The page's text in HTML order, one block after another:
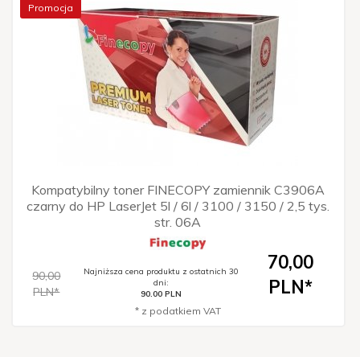
Promocja
Kompatybilny toner FINECOPY zamiennik C3906A
czarny do HP LaserJet 5l / 6l / 3100 / 3150 / 2,5 tys.
str. 06A
90,00
PLN*
Najniższa cena produktu z ostatnich 30
dni:
90.00 PLN
70,00
PLN*
* z podatkiem VAT